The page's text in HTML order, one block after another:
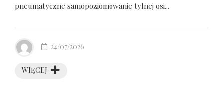
pneumatyczne samopoziomowanie tylnej osi...
WIĘCEJ
24/07/2026